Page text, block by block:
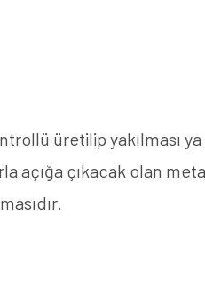
üretilip yakılması
açığa çıkacak olan